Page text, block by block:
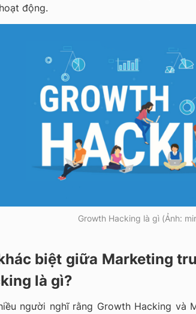
động.
Growth Hacking là gì (Ảnh:
biệt giữa Marketing
là gì?
người nghĩ rằng Growth Hacking và